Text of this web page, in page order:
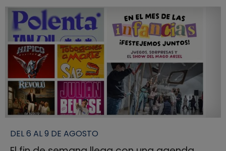
DEL 6 AL 9 DE AGOSTO